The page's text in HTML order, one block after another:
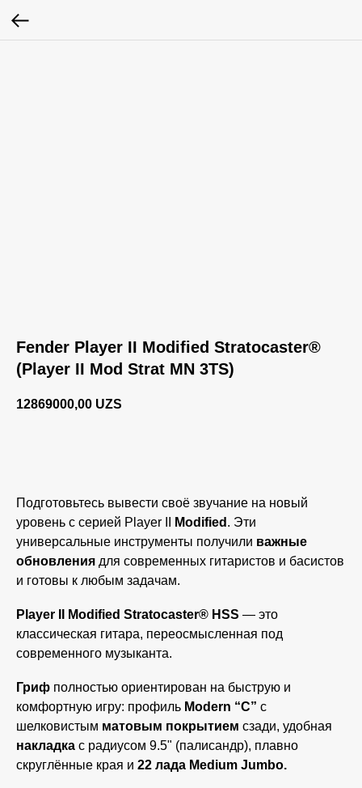
Fender Player II Modified Stratocaster®
(Player II Mod Strat MN 3TS)
12869000,00 UZS
Подготовьтесь вывести своё звучание на новый
уровень с серией Player II
Modified . Эти
универсальные инструменты получили важные
обновления для современных гитаристов и басистов
и готовы к любым задачам.
Player II Modified Stratocaster® HSS — это
классическая гитара, переосмысленная под
современного музыканта.
Гриф полностью ориентирован на быструю и
комфортную игру: профиль Modern “C” с
шелковистым матовым покрытием сзади, удобная
накладка с радиусом 9.5" (палисандр), плавно
скруглённые края и 22 лада Medium Jumbo.